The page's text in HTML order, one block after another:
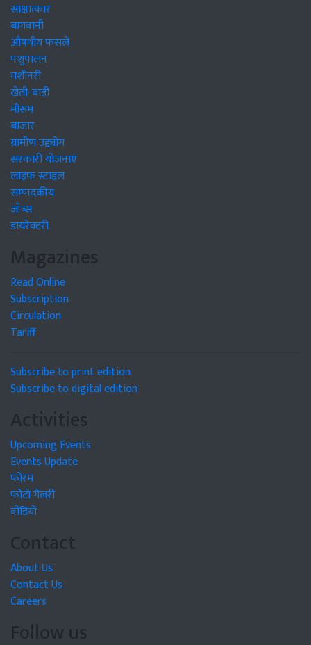
साक्षात्कार
बागवानी
औषधीय फसलें
पशुपालन
मशीनरी
खेती-बाड़ी
मौसम
बाजार
ग्रामीण उद्द्योग
सरकारी योजनाएं
लाइफ स्टाइल
सम्पादकीय
जॉब्स
डायरेक्टरी
Magazines
Read Online
Subscription
Circulation
Tariff
Subscribe to print edition
Subscribe to digital edition
Activities
Upcoming Events
Events Update
फोरम
फोटो गैलरी
वीडियो
Contact
About Us
Contact Us
Careers
Follow us